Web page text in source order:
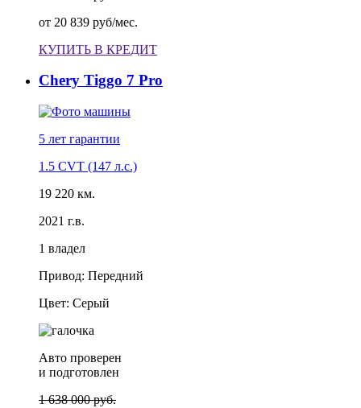
от 20 839 руб/мес.
КУПИТЬ В КРЕДИТ
Chery Tiggo 7 Pro
5 лет гарантии
1.5 CVT (147 л.с.)
19 220 км.
2021 г.в.
1 владел
Привод: Передний
Цвет: Серый
Авто проверен
и подготовлен
1 638 000 руб.